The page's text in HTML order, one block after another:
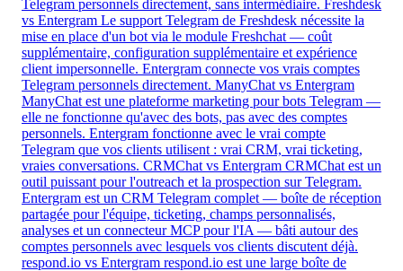
Telegram personnels directement, sans intermédiaire. Freshdesk
vs Entergram Le support Telegram de Freshdesk nécessite la
mise en place d'un bot via le module Freshchat — coût
supplémentaire, configuration supplémentaire et expérience
client impersonnelle. Entergram connecte vos vrais comptes
Telegram personnels directement. ManyChat vs Entergram
ManyChat est une plateforme marketing pour bots Telegram —
elle ne fonctionne qu'avec des bots, pas avec des comptes
personnels. Entergram fonctionne avec le vrai compte
Telegram que vos clients utilisent : vrai CRM, vrai ticketing,
vraies conversations. CRMChat vs Entergram CRMChat est un
outil puissant pour l'outreach et la prospection sur Telegram.
Entergram est un CRM Telegram complet — boîte de réception
partagée pour l'équipe, ticketing, champs personnalisés,
analyses et un connecteur MCP pour l'IA — bâti autour des
comptes personnels avec lesquels vos clients discutent déjà.
respond.io vs Entergram respond.io est une large boîte de